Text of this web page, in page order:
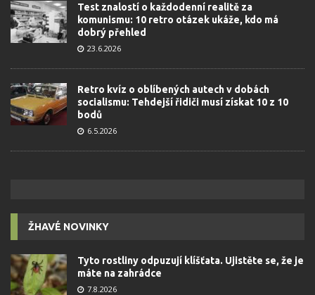
Test znalostí o každodenní realitě za
komunismu: 10 retro otázek ukáže, kdo má
dobrý přehled
23.6.2026
Retro kvíz o oblíbených autech v dobách
socialismu: Tehdejší řidiči musí získat 10 z 10
bodů
6.5.2026
ŽHAVÉ NOVINKY
Tyto rostliny odpuzují klíšťata. Ujistěte se, že je
máte na zahrádce
7.8.2026